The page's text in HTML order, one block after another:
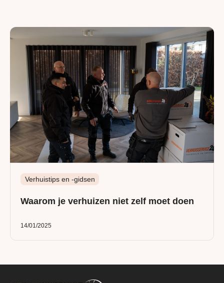
Verhuistips en -gidsen
Waarom je verhuizen niet zelf moet doen
14/01/2025